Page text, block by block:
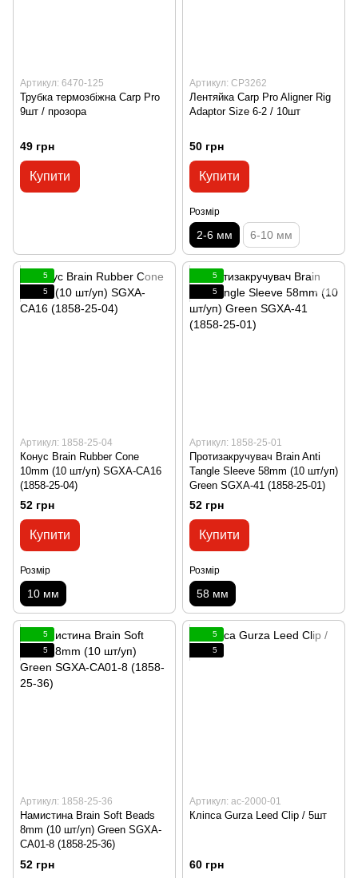
Артикул: 6470-125
Трубка термозбіжна Carp Pro
9шт / прозора
49 грн
Купити
Артикул: CP3262
Лентяйка Carp Pro Aligner Rig
Adaptor Size 6-2 / 10шт
50 грн
Купити
Розмір
2-6 мм 6-10 мм
5
5
Артикул: 1858-25-04
Конус Brain Rubber Cone
10mm (10 шт/уп) SGXA-CA16
(1858-25-04)
52 грн
Купити
Розмір
10 мм
5
5
Артикул: 1858-25-01
Протизакручувач Brain Anti
Tangle Sleeve 58mm (10 шт/уп)
Green SGXA-41 (1858-25-01)
52 грн
Купити
Розмір
58 мм
5
5
Артикул: 1858-25-36
Намистина Brain Soft Beads
8mm (10 шт/уп) Green SGXA-
CA01-8 (1858-25-36)
52 грн
5
5
Артикул: ac-2000-01
Кліпса Gurza Leed Clip / 5шт
60 грн